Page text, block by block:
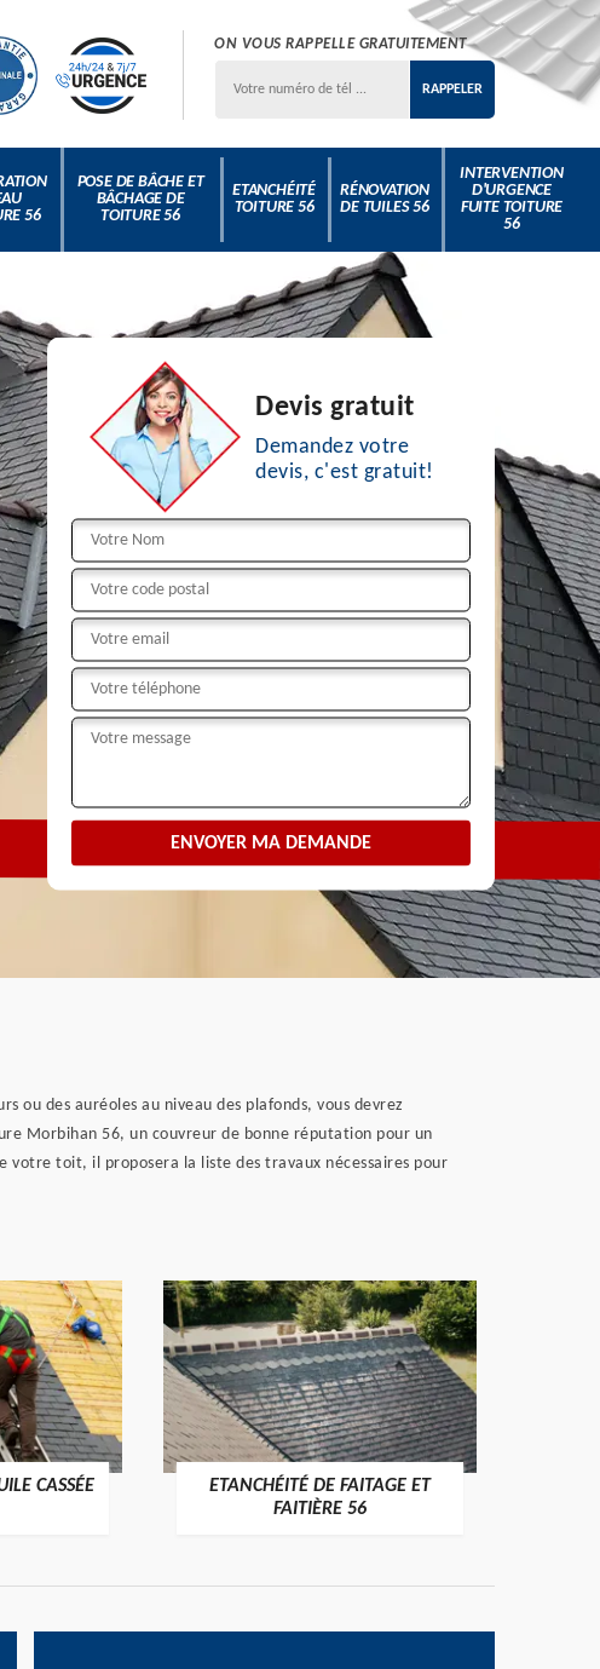
ON VOUS RAPPELLE GRATUITEMENT
56
POSE DE BÂCHE ET
BÂCHAGE DE
TOITURE 56
ETANCHÉITÉ
TOITURE 56
RÉNOVATION
DE TUILES 56
INTERVENTION
D'URGENCE
FUITE TOITURE
56
Devis gratuit
Demandez votre
devis, c'est gratuit!
ou des auréoles au niveau des plafonds, vous devrez
Morbihan 56, un couvreur de bonne réputation pour un
votre toit, il proposera la liste des travaux nécessaires pour
CASSÉE
>
ETANCHÉITÉ DE FAITAGE ET
FAITIÈRE 56